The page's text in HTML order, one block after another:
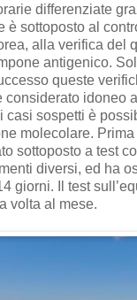
differenziate
è sottoposto al
alla verifica del
antigenico.
queste
considerato idoneo
casi sospetti è
molecolare.
sottoposto a test
diversi, ed ha
giorni. Il test
volta al mese.